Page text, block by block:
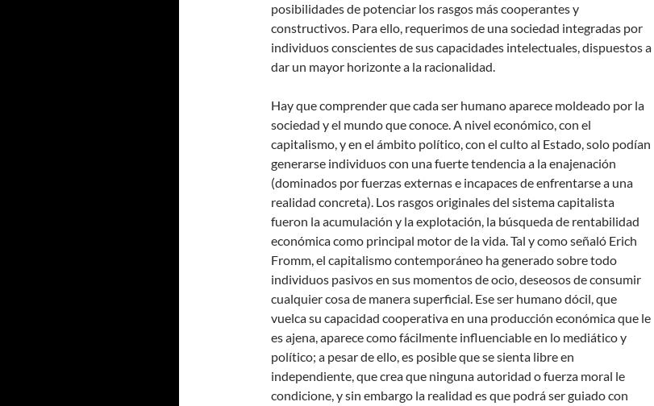
posibilidades de potenciar los rasgos más cooperantes y
constructivos. Para ello, requerimos de una sociedad integradas por
individuos conscientes de sus capacidades intelectuales, dispuestos a
dar un mayor horizonte a la racionalidad.
Hay que comprender que cada ser humano aparece moldeado por la
sociedad y el mundo que conoce. A nivel económico, con el
capitalismo, y en el ámbito político, con el culto al Estado, solo podían
generarse individuos con una fuerte tendencia a la enajenación
(dominados por fuerzas externas e incapaces de enfrentarse a una
realidad concreta). Los rasgos originales del sistema capitalista
fueron la acumulación y la explotación, la búsqueda de rentabilidad
económica como principal motor de la vida. Tal y como señaló Erich
Fromm, el capitalismo contemporáneo ha generado sobre todo
individuos pasivos en sus momentos de ocio, deseosos de consumir
cualquier cosa de manera superficial. Ese ser humano dócil, que
vuelca su capacidad cooperativa en una producción económica que le
es ajena, aparece como fácilmente influenciable en lo mediático y
político; a pesar de ello, es posible que se sienta libre en
independiente, que crea que ninguna autoridad o fuerza moral le
condicione, y sin embargo la realidad es que podrá ser guiado con